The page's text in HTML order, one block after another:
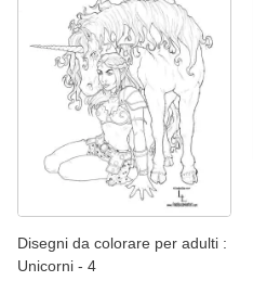
Disegni da colorare per adulti :
Unicorni - 4